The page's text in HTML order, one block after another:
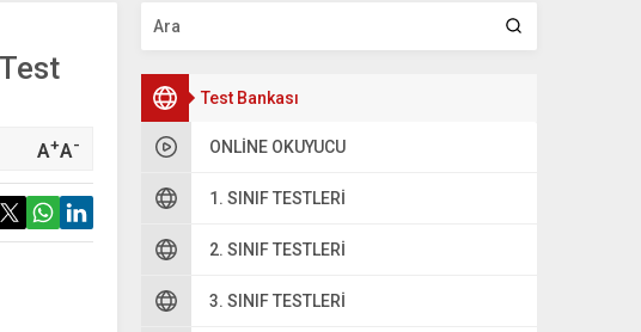
Test Bankası
ONLINE OKUYUCU
1. SINIF TESTLERI
2. SINIF TESTLERI
3. SINIF TESTLERI
A+A-